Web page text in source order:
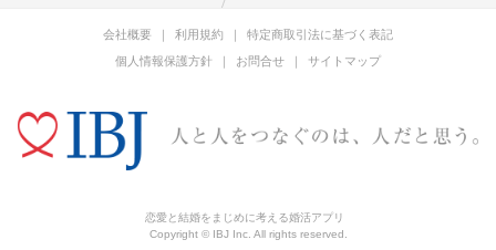
会社概要 利用規約
特定商取引法に基づく表記
個人情報保護方針
お問合せ サイトマップ
恋愛と結婚をまじめに考える婚活アプリ
Copyright © IBJ Inc. All rights reserved.